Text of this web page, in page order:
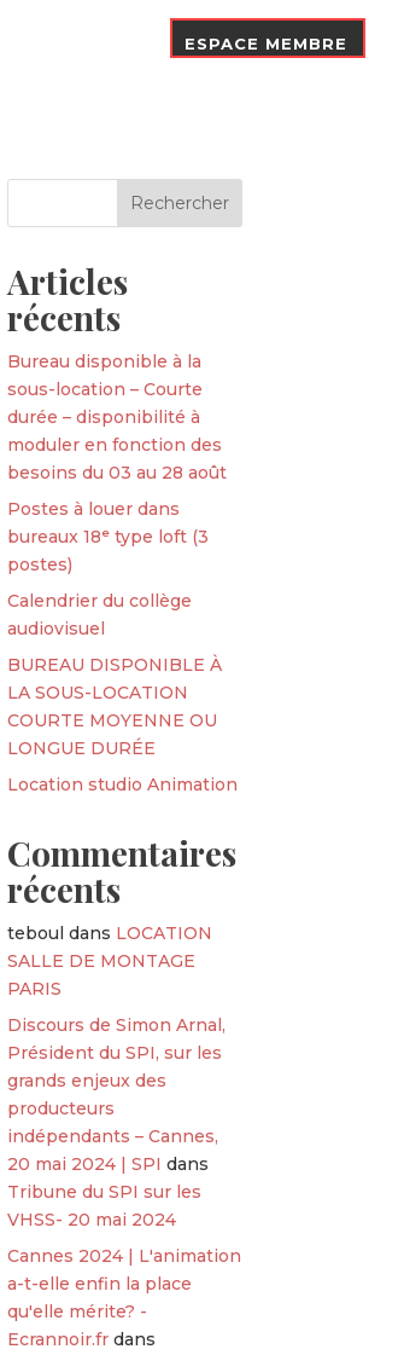
ESPACE MEMBRE
Articles
récents
Bureau disponible à la
sous-location – Courte
durée – disponibilité à
moduler en fonction des
besoins du 03 au 28 août
Postes à louer dans
bureaux 18ᵉ type loft (3
postes)
Calendrier du collège
audiovisuel
BUREAU DISPONIBLE À
LA SOUS-LOCATION
COURTE MOYENNE OU
LONGUE DURÉE
Location studio Animation
Commentaires
récents
teboul dans LOCATION
SALLE DE MONTAGE
PARIS
Discours de Simon Arnal,
Président du SPI, sur les
grands enjeux des
producteurs
indépendants – Cannes,
20 mai 2024 | SPI dans
Tribune du SPI sur les
VHSS- 20 mai 2024
Cannes 2024 | L'animation
a-t-elle enfin la place
qu'elle mérite? -
Ecrannoir.fr dans